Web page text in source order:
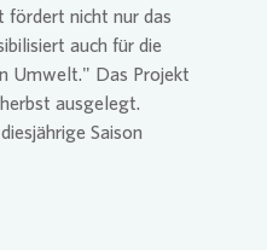
fördert nicht nur das
auch für die
Umwelt." Das Projekt
ausgelegt.
Saison